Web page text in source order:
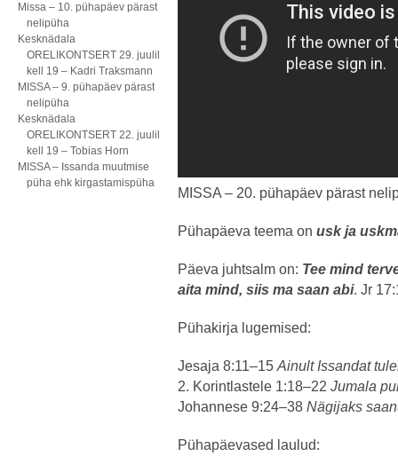
Missa – 10. pühapäev pärast
nelipüha
Kesknädala
ORELIKONTSERT 29. juulil
kell 19 – Kadri Traksmann
MISSA – 9. pühapäev pärast
nelipüha
Kesknädala
ORELIKONTSERT 22. juulil
kell 19 – Tobias Horn
MISSA – Issanda muutmise
püha ehk kirgastamispüha
MISSA – 20. pühapäev pärast
Pühapäeva teema on usk ja
Päeva juhtsalm on: Tee mind
aita mind, siis ma saan abi. Jr
Pühakirja lugemised:
Jesaja 8:11–15 Ainult Issandat
2. Korintlastele 1:18–22 Jumala
Johannese 9:24–38 Nägijaks
Pühapäevased laulud: